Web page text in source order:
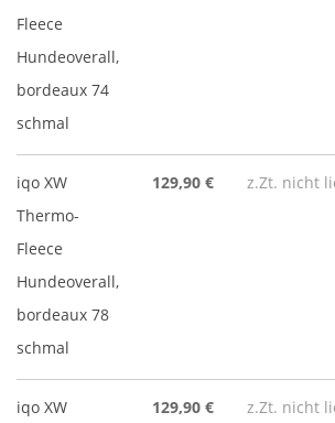
Fleece
Hundeoverall,
bordeaux 74
schmal
iqo XW
Thermo-
Fleece
Hundeoverall,
bordeaux 78
schmal
129,90 € z.Zt. nicht
iqo XW
129,90 € z.Zt. nicht